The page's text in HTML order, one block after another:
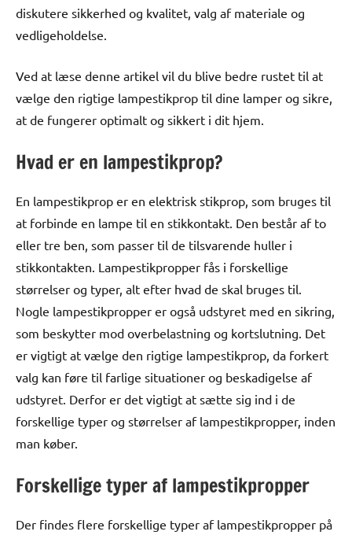
diskutere sikkerhed og kvalitet, valg af materiale og
vedligeholdelse.
Ved at læse denne artikel vil du blive bedre rustet til at
vælge den rigtige lampestikprop til dine lamper og sikre,
at de fungerer optimalt og sikkert i dit hjem.
Hvad er en lampestikprop?
En lampestikprop er en elektrisk stikprop, som bruges til
at forbinde en lampe til en stikkontakt. Den består af to
eller tre ben, som passer til de tilsvarende huller i
stikkontakten. Lampestikpropper fås i forskellige
størrelser og typer, alt efter hvad de skal bruges til.
Nogle lampestikpropper er også udstyret med en sikring,
som beskytter mod overbelastning og kortslutning. Det
er vigtigt at vælge den rigtige lampestikprop, da forkert
valg kan føre til farlige situationer og beskadigelse af
udstyret. Derfor er det vigtigt at sætte sig ind i de
forskellige typer og størrelser af lampestikpropper, inden
man køber.
Forskellige typer af lampestikpropper
Der findes flere forskellige typer af lampestikpropper på